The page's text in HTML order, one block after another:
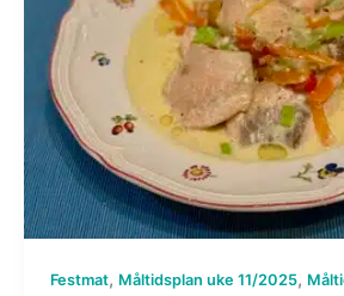
Festmat, Måltidsplan uke 11/2025,